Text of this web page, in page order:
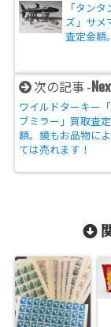
「タン
ズ」サメ
査定金額。
次の記事 -
ワイルドターキー
ブミラー」買取査
額。鏡もお品物に
ては売れます！